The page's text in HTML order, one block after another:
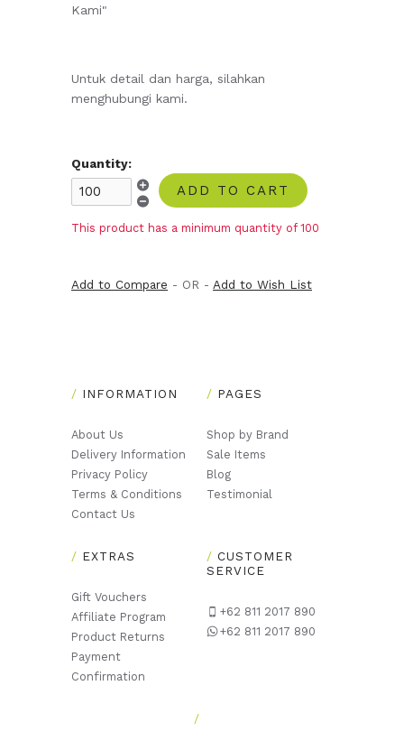
Kami"
Untuk detail dan harga, silahkan
menghubungi kami.
Quantity:
ADD TO CART
This product has a minimum quantity of 100
Add to Compare - OR - Add to Wish List
INFORMATION
About Us
Delivery Information
Privacy Policy
Terms & Conditions
Contact Us
PAGES
Shop by Brand
Sale Items
Blog
Testimonial
EXTRAS
Gift Vouchers
Affiliate Program
Product Returns
Payment
Confirmation
CUSTOMER
SERVICE
+62 811 2017 890
+62 811 2017 890